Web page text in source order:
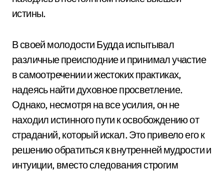
истины.
В своей молодости Будда испытывал
различные преисподние и принимал участие
в самоотречении и жестоких практиках,
надеясь найти духовное просветление.
Однако, несмотря на все усилия, он не
находил истинного пути к освобождению от
страданий, который искал. Это привело его к
решению обратиться к внутренней мудрости и
интуиции, вместо следования строгим